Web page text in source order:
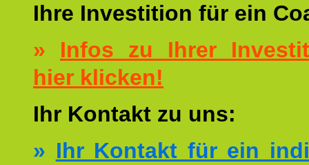
Ihre Investition für ein
» Infos zu Ihrer
hier klicken!
Ihr Kontakt zu uns:
» Ihr Kontakt für ein